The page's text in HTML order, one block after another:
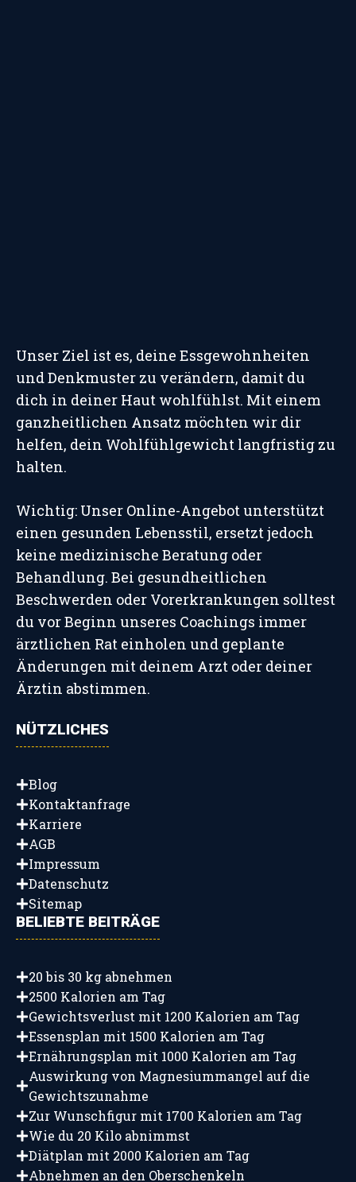
Unser Ziel ist es, deine Essgewohnheiten
und Denkmuster zu verändern, damit du
dich in deiner Haut wohlfühlst. Mit einem
ganzheitlichen Ansatz möchten wir dir
helfen, dein Wohlfühlgewicht langfristig zu
halten.
Wichtig: Unser Online-Angebot unterstützt
einen gesunden Lebensstil, ersetzt jedoch
keine medizinische Beratung oder
Behandlung. Bei gesundheitlichen
Beschwerden oder Vorerkrankungen solltest
du vor Beginn unseres Coachings immer
ärztlichen Rat einholen und geplante
Änderungen mit deinem Arzt oder deiner
Ärztin abstimmen.
NÜTZLICHES
Blog
Kontaktanfrage
Karriere
AGB
Impressum
Datenschutz
Sitemap
BELIEBTE BEITRÄGE
20 bis 30 kg abnehmen
2500 Kalorien am Tag
Gewichtsverlust mit 1200 Kalorien am Tag
Essensplan mit 1500 Kalorien am Tag
Ernährungsplan mit 1000 Kalorien am Tag
Auswirkung von Magnesiummangel auf die
Gewichtszunahme
Zur Wunschfigur mit 1700 Kalorien am Tag
Wie du 20 Kilo abnimmst
Diätplan mit 2000 Kalorien am Tag
Abnehmen an den Oberschenkeln